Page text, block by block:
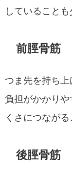
していることも
前脛骨筋
つま先を持ち
負担がかかり
くさにつながる
後脛骨筋